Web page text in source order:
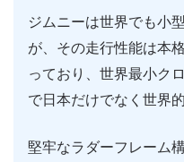
ジムニーは世界でも小
が、その走行性能は本
っており、世界最小ク
で日本だけでなく世界
堅牢なラダーフレーム